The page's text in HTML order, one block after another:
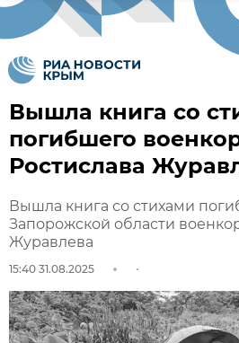
Вышла книга со
погибшего
Ростислава
Вышла книга со стихами
Запорожской области
Журавлева
15:40 31.08.2025